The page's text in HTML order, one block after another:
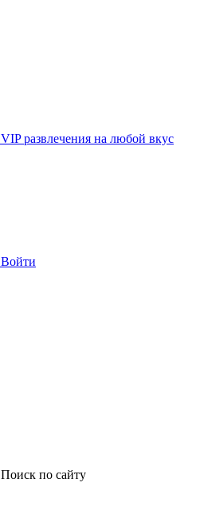
VIP развлечения на любой вкус
Войти
Поиск по сайту